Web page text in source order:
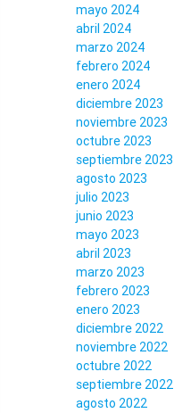
mayo 2024
abril 2024
marzo 2024
febrero 2024
enero 2024
diciembre 2023
noviembre 2023
octubre 2023
septiembre 2023
agosto 2023
julio 2023
junio 2023
mayo 2023
abril 2023
marzo 2023
febrero 2023
enero 2023
diciembre 2022
noviembre 2022
octubre 2022
septiembre 2022
agosto 2022